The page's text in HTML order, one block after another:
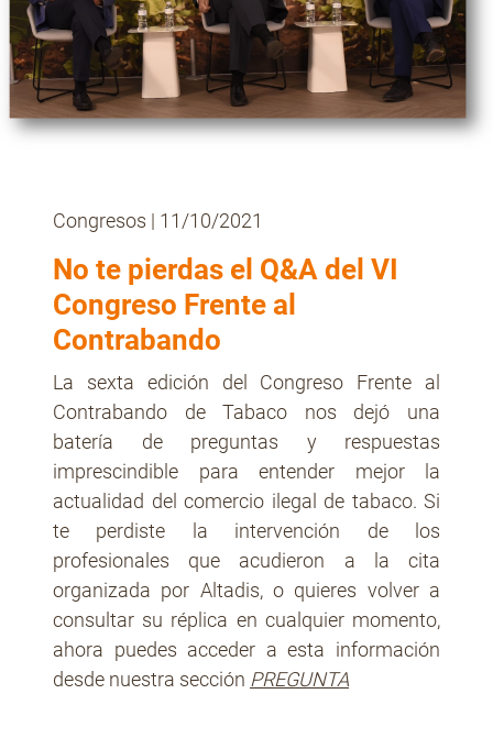
Estadísticas CMT
Contacto
Congresos | 11/10/2021
No te pierdas el Q&A del VI
Congreso Frente al
Contrabando
La sexta edición del Congreso Frente al
Contrabando de Tabaco nos dejó una
batería de preguntas y respuestas
imprescindible para entender mejor la
actualidad del comercio ilegal de tabaco. Si
te perdiste la intervención de los
profesionales que acudieron a la cita
organizada por Altadis, o quieres volver a
consultar su réplica en cualquier momento,
ahora puedes acceder a esta información
desde nuestra sección PREGUNTA